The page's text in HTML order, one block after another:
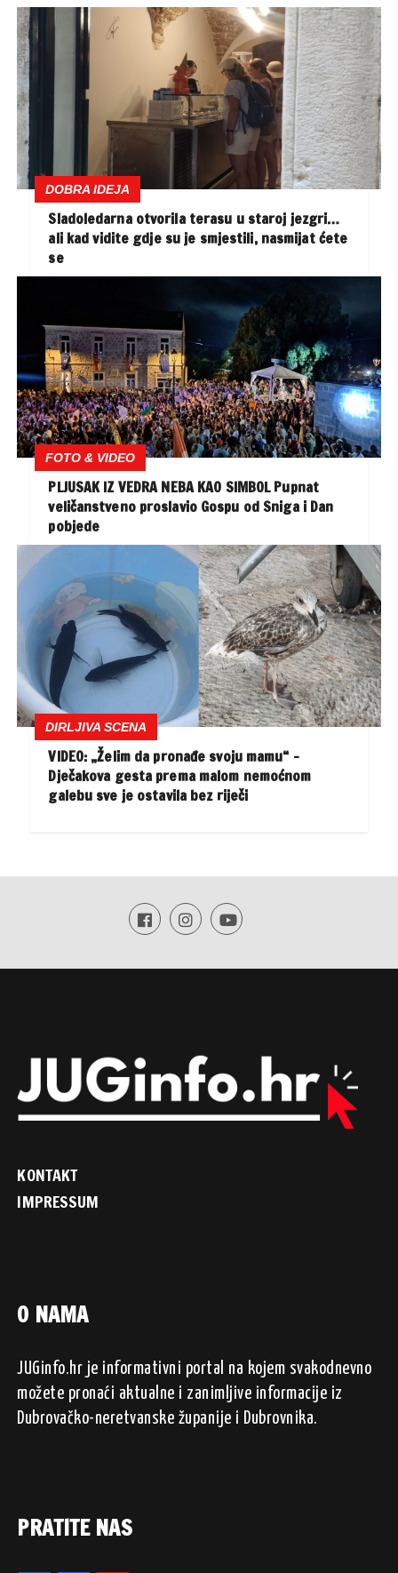
DOBRA IDEJA
Sladoledarna otvorila terasu u staroj jezgri…
ali kad vidite gdje su je smjestili, nasmijat ćete
se
FOTO & VIDEO
PLJUSAK IZ VEDRA NEBA KAO SIMBOL Pupnat
veličanstveno proslavio Gospu od Sniga i Dan
pobjede
DIRLJIVA SCENA
VIDEO: „Želim da pronađe svoju mamu“ –
Dječakova gesta prema malom nemoćnom
galebu sve je ostavila bez riječi
KONTAKT
IMPRESSUM
O NAMA
JUGinfo.hr je informativni portal na kojem svakodnevno
možete pronaći aktualne i zanimljive informacije iz
Dubrovačko-neretvanske županije i Dubrovnika.
PRATITE NAS